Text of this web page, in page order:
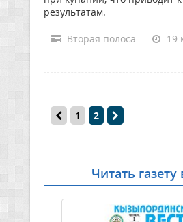
результатам.
Вторая полоса
19
1 2
Читать газету